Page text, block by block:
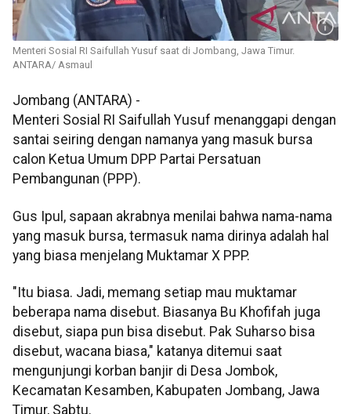
Menteri Sosial RI Saifullah Yusuf saat di Jombang, Jawa Timur.
ANTARA/ Asmaul
Jombang (ANTARA) -
Menteri Sosial RI Saifullah Yusuf menanggapi dengan
santai seiring dengan namanya yang masuk bursa
calon Ketua Umum DPP Partai Persatuan
Pembangunan (PPP).
Gus Ipul, sapaan akrabnya menilai bahwa nama-nama
yang masuk bursa, termasuk nama dirinya adalah hal
yang biasa menjelang Muktamar X PPP.
"Itu biasa. Jadi, memang setiap mau muktamar
beberapa nama disebut. Biasanya Bu Khofifah juga
disebut, siapa pun bisa disebut. Pak Suharso bisa
disebut, wacana biasa," katanya ditemui saat
mengunjungi korban banjir di Desa Jombok,
Kecamatan Kesamben, Kabupaten Jombang, Jawa
Timur, Sabtu.